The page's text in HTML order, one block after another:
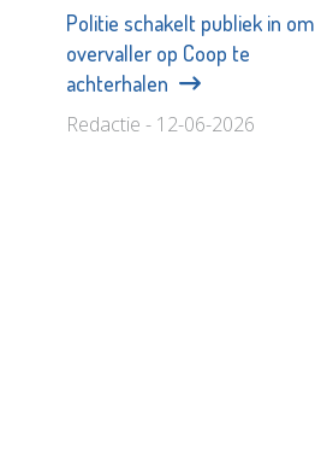
Politie schakelt publiek in om
overvaller op Coop te
achterhalen
Redactie - 12-06-2026